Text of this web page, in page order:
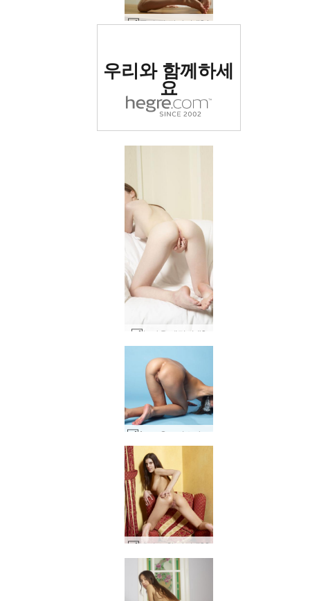
졸리 핏 판타지 #34
로 평가됨
우리와 함께하세
요
놀라운 에밀리 #3
캔디스 첫 사진 #28